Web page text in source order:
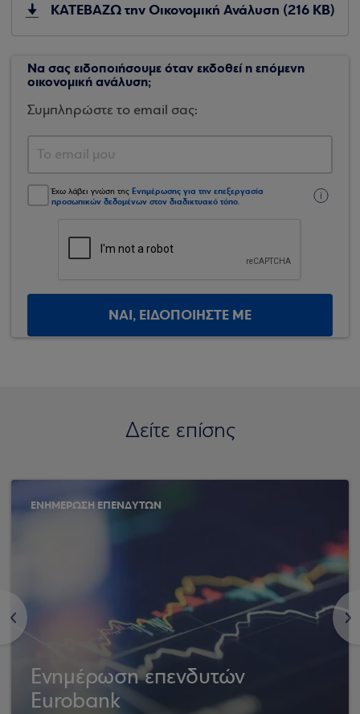
ΚΑΤΕΒΑΖΩ την Οικονομική Ανάλυση (216 KB)
Να σας ειδοποιήσουμε όταν εκδοθεί η επόμενη
οικονομική ανάλυση;
Συμπληρώστε το email σας:
Έχω λάβει γνώση της Ενημέρωσης για την επεξεργασία
προσωπικών δεδομένων στον διαδικτυακό τόπο.
ΝΑΙ, ΕΙΔΟΠΟΙΗΣΤΕ ΜΕ
Δείτε επίσης
<
ΕΝΗΜΕΡΩΣΗ ΕΠΕΝΔΥΤΩΝ
Ενημέρωση επενδυτών
Eurobank
>